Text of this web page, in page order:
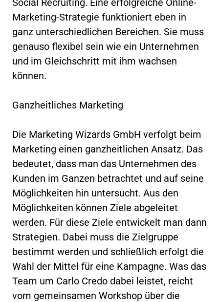
Social Recruiting. Eine erfolgreiche Online-
Marketing-Strategie funktioniert eben in
ganz unterschiedlichen Bereichen. Sie muss
genauso flexibel sein wie ein Unternehmen
und im Gleichschritt mit ihm wachsen
können.
Ganzheitliches Marketing
Die Marketing Wizards GmbH verfolgt beim
Marketing einen ganzheitlichen Ansatz. Das
bedeutet, dass man das Unternehmen des
Kunden im Ganzen betrachtet und auf seine
Möglichkeiten hin untersucht. Aus den
Möglichkeiten können Ziele abgeleitet
werden. Für diese Ziele entwickelt man dann
Strategien. Dabei muss die Zielgruppe
bestimmt werden und schließlich erfolgt die
Wahl der Mittel für eine Kampagne. Was das
Team um Carlo Credo dabei leistet, reicht
vom gemeinsamen Workshop über die